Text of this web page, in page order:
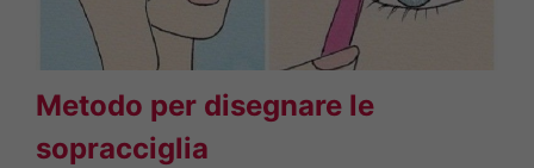
Metodo per disegnare le
sopracciglia